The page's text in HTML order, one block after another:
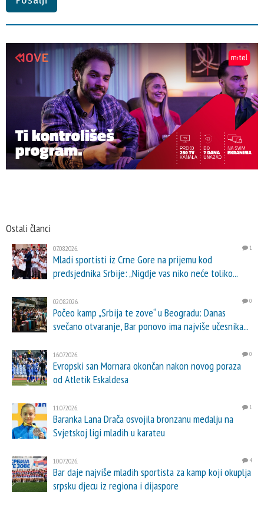
Ostali članci
07.08.2026. 1
Mladi sportisti iz Crne Gore na prijemu kod
predsjednika Srbije: „Nigdje vas niko neće toliko...
02.08.2026. 0
Počeo kamp „Srbija te zove“ u Beogradu: Danas
svečano otvaranje, Bar ponovo ima najviše učesnika...
16.07.2026. 0
Evropski san Mornara okončan nakon novog poraza
od Atletik Eskaldesa
11.07.2026. 1
Baranka Lana Drača osvojila bronzanu medalju na
Svjetskoj ligi mladih u karateu
10.07.2026. 4
Bar daje najviše mladih sportista za kamp koji okuplja
srpsku djecu iz regiona i dijaspore